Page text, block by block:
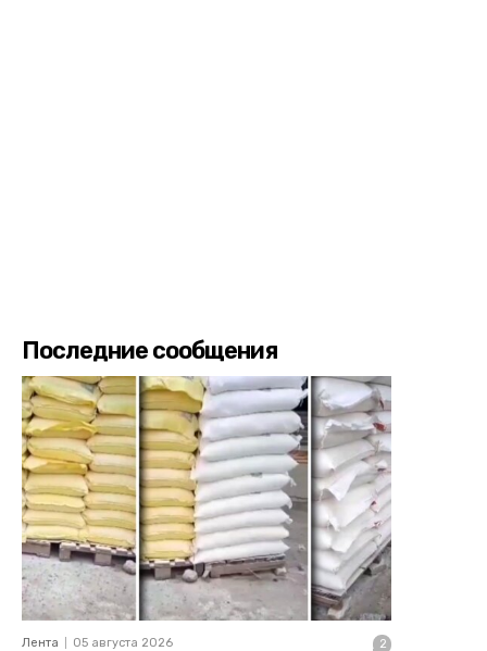
Последние сообщения
Лента 05 августа 2026 2